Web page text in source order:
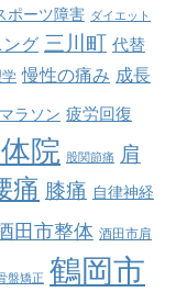
ポーツ障害 ダイエット
ング 三川町 代替
慢性の痛み 成長
ラソン 疲労回復
院 股関節痛 肩
痛 膝痛 自律神経
田市整体 酒田市肩
盤矯正 鶴岡市